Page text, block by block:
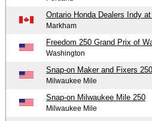
Ontario Honda Dealers Indy
Markham
Freedom 250 Grand Prix of
Washington
Snap-on Maker and Fixers 250
Milwaukee Mile
Snap-on Milwaukee Mile 250
Milwaukee Mile